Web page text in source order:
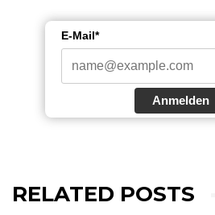
E-Mail*
Anmelden
RELATED POSTS